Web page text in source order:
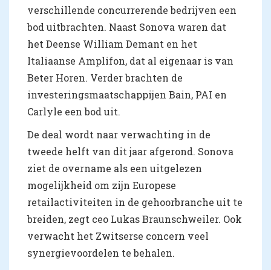
verschillende concurrerende bedrijven een
bod uitbrachten. Naast Sonova waren dat
het Deense William Demant en het
Italiaanse Amplifon, dat al eigenaar is van
Beter Horen. Verder brachten de
investeringsmaatschappijen Bain, PAI en
Carlyle een bod uit.
De deal wordt naar verwachting in de
tweede helft van dit jaar afgerond. Sonova
ziet de overname als een uitgelezen
mogelijkheid om zijn Europese
retailactiviteiten in de gehoorbranche uit te
breiden, zegt ceo Lukas Braunschweiler. Ook
verwacht het Zwitserse concern veel
synergievoordelen te behalen.